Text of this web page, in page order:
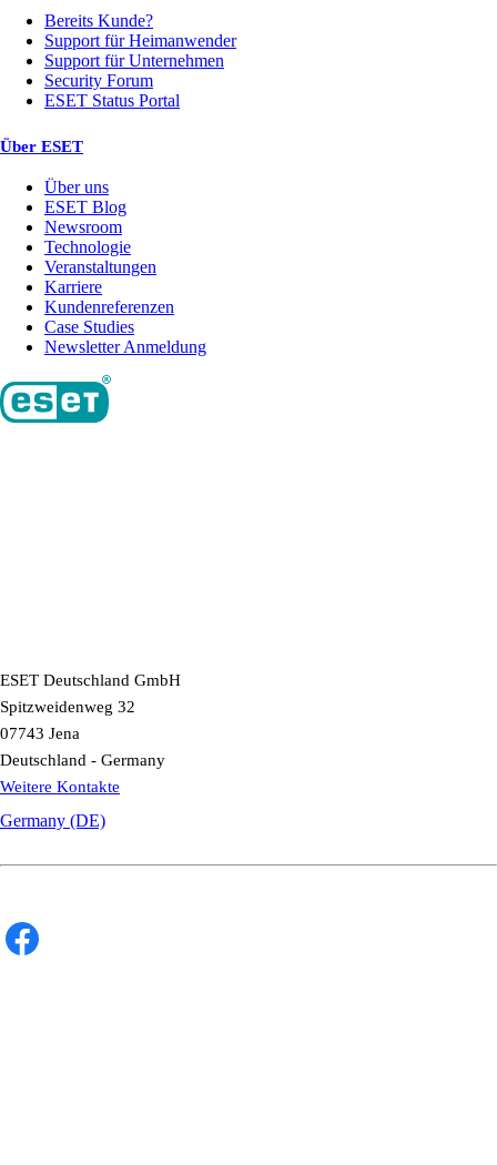
Bereits Kunde?
Support für Heimanwender
Support für Unternehmen
Security Forum
ESET Status Portal
Über ESET
Über uns
ESET Blog
Newsroom
Technologie
Veranstaltungen
Karriere
Kundenreferenzen
Case Studies
Newsletter Anmeldung
ESET Deutschland GmbH
Spitzweidenweg 32
07743 Jena
Deutschland - Germany
Weitere Kontakte
Germany (DE)